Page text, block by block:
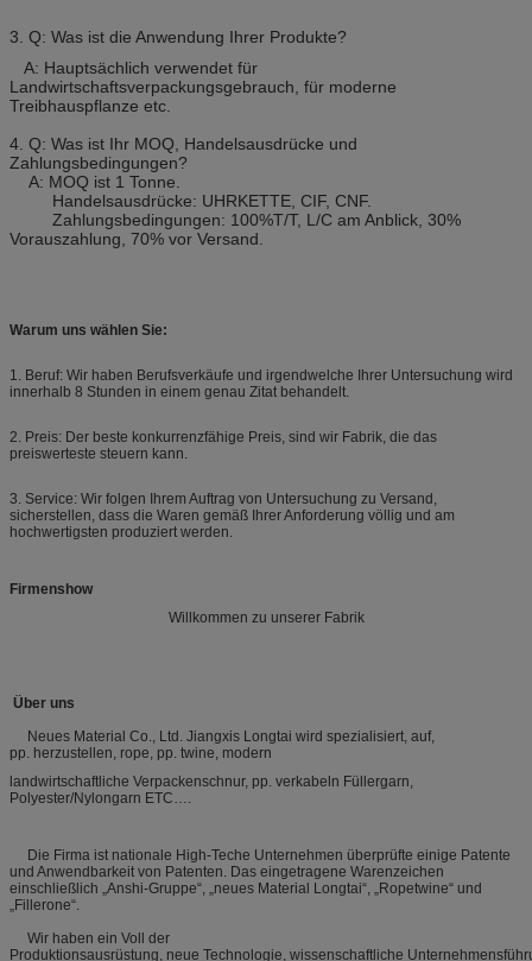
3. Q: Was ist die Anwendung Ihrer Produkte?
A: Hauptsächlich verwendet für
Landwirtschaftsverpackungsgebrauch, für moderne
Treibhauspflanze etc.
4. Q: Was ist Ihr MOQ, Handelsausdrücke und
Zahlungsbedingungen?
A: MOQ ist 1 Tonne.
Handelsausdrücke: UHRKETTE, CIF, CNF.
Zahlungsbedingungen: 100%T/T, L/C am Anblick, 30%
Vorauszahlung, 70% vor Versand.
Warum uns wählen Sie:
1. Beruf: Wir haben Berufsverkäufe und irgendwelche Ihrer Untersuchung wird
innerhalb 8 Stunden in einem genau Zitat behandelt.
2. Preis: Der beste konkurrenzfähige Preis, sind wir Fabrik, die das
preiswerteste steuern kann.
3. Service: Wir folgen Ihrem Auftrag von Untersuchung zu Versand,
sicherstellen, dass die Waren gemäß Ihrer Anforderung völlig und am
hochwertigsten produziert werden.
Firmenshow
Willkommen zu unserer Fabrik
Über uns
Neues Material Co., Ltd. Jiangxis Longtai wird spezialisiert, auf,
pp. herzustellen, rope, pp. twine, modern
landwirtschaftliche Verpackenschnur, pp. verkabeln Füllergarn,
Polyester/Nylongarn ETC….
Die Firma ist nationale High-Teche Unternehmen überprüfte einige Patente
und Anwendbarkeit von Patenten. Das eingetragene Warenzeichen
einschließlich „Anshi-Gruppe“, „neues Material Longtai“, „Ropetwine“ und
„Fillerone“.
Wir haben ein Voll der
Produktionsausrüstung, neue Technologie, wissenschaftliche